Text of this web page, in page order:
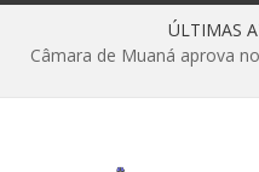
ÚLTIMAS